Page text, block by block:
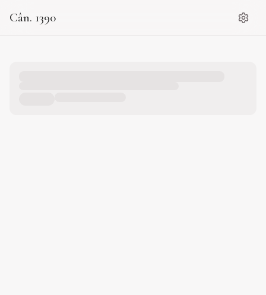
Cân. 1390